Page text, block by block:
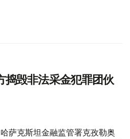
捣毁非法采金犯罪团伙
萨克斯坦金融监管署克孜勒奥